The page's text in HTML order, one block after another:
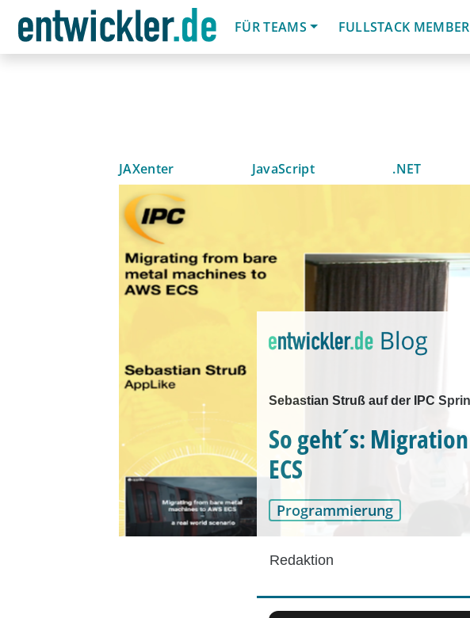
FÜR TEAMS
FULLSTACK
JAXenter JavaScript .NET
Sebastian Struß auf der IPC
So geht´s:
ECS
Programmierung
Redaktion